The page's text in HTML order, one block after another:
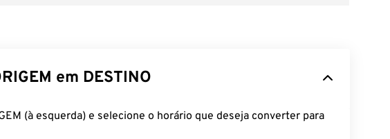
em DESTINO
(à esquerda) e selecione o horário que deseja converter para